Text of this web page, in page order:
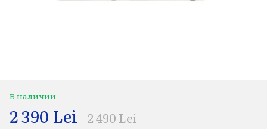
В наличии
2 390 Lei 2 490 Lei